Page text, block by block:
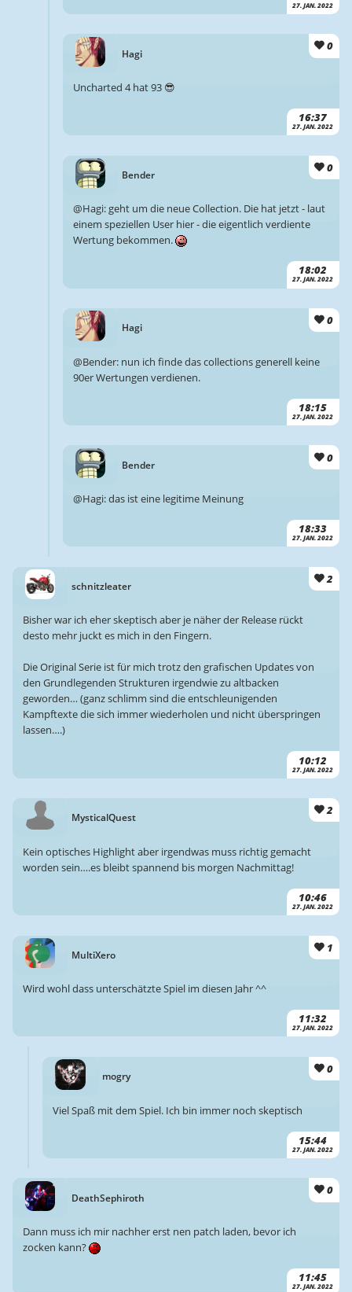
27. JAN. 2022
Hagi
0
16:37
27. JAN. 2022
Uncharted 4 hat 93 😎
Bender
0
18:02
27. JAN. 2022
@Hagi: geht um die neue Collection. Die hat jetzt - laut
einem speziellen User hier - die eigentlich verdiente
Wertung bekommen.
Hagi
0
18:15
27. JAN. 2022
@Bender: nun ich finde das collections generell keine
90er Wertungen verdienen.
Bender
0
18:33
27. JAN. 2022
@Hagi: das ist eine legitime Meinung
schnitzleater
2
10:12
27. JAN. 2022
Bisher war ich eher skeptisch aber je näher der Release rückt
desto mehr juckt es mich in den Fingern.
Die Original Serie ist für mich trotz den grafischen Updates von
den Grundlegenden Strukturen irgendwie zu altbacken
geworden… (ganz schlimm sind die entschleunigenden
Kampftexte die sich immer wiederholen und nicht überspringen
lassen….)
MysticalQuest 2
10:46
27. JAN. 2022
Kein optisches Highlight aber irgendwas muss richtig gemacht
worden sein….es bleibt spannend bis morgen Nachmittag!
MultiXero
1
11:32
27. JAN. 2022
Wird wohl dass unterschätzte Spiel im diesen Jahr ^^
mogry
0
15:44
27. JAN. 2022
Viel Spaß mit dem Spiel. Ich bin immer noch skeptisch
DeathSephiroth
0
11:45
27. JAN. 2022
Dann muss ich mir nachher erst nen patch laden, bevor ich
zocken kann?